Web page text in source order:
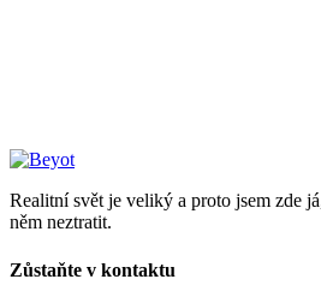
Realitní svět je veliký a proto jsem zde
něm neztratit.
Zůstaňte v kontaktu